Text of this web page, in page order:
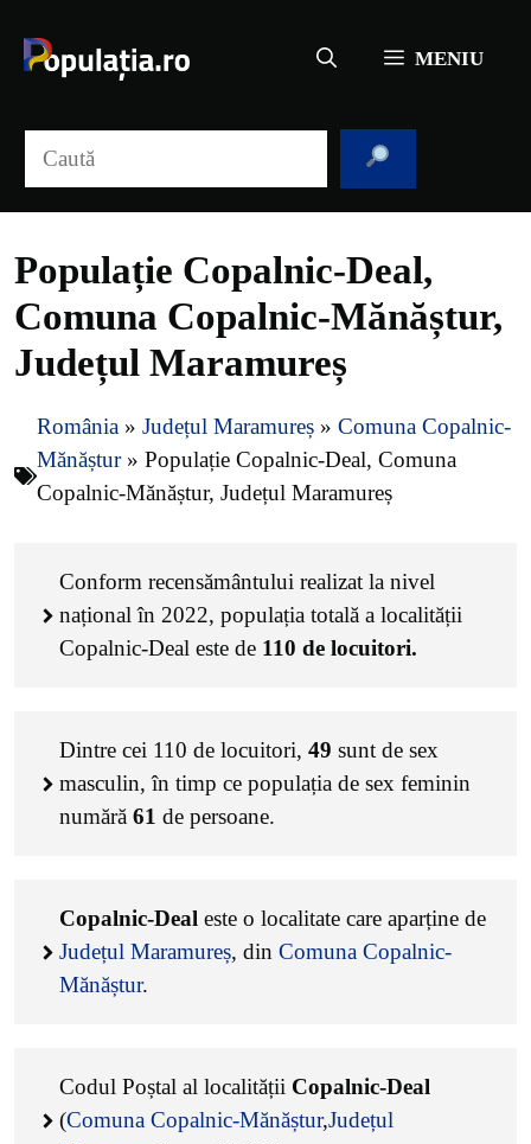
conținut
MENIU
Populație Copalnic-Deal,
Comuna Copalnic-Mănăștur,
Județul Maramureș
România » Județul Maramureș » Comuna Copalnic-
Mănăștur» Populație Copalnic-Deal, Comuna
Copalnic-Mănăștur, Județul Maramureș
Conform recensământului realizat la nivel
național în 2022, populația totală a localității
Copalnic-Deal este de 110 de locuitori.
Dintre cei 110 de locuitori, 49 sunt de sex
masculin, în timp ce populația de sex feminin
numără 61 de persoane.
Copalnic-Deal este o localitate care aparține de
Județul Maramureș, din Comuna Copalnic-
Mănăștur.
Codul Poștal al localității Copalnic-Deal
(Comuna Copalnic-Mănăștur,Județul